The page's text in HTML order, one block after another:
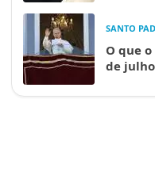
SANTO
O que
de